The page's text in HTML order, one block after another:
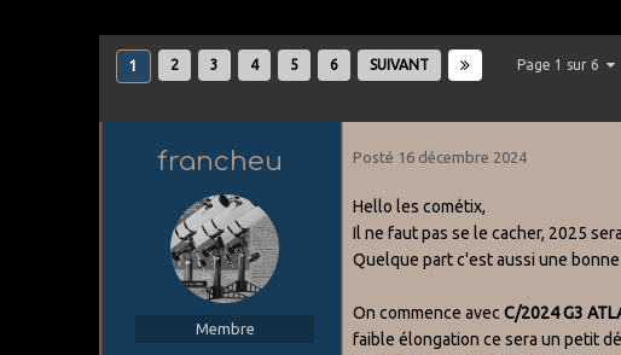
1 2 3 4 5 6 SUIVANT Page 1 sur 6
francheu
Membre
Posté 16 décembre 2024
Hello les cométix,
Il ne faut pas se le cacher, 2025
Quelque part c'est aussi une
On commence avecC/2024 G3
faible élongation ce sera un petit